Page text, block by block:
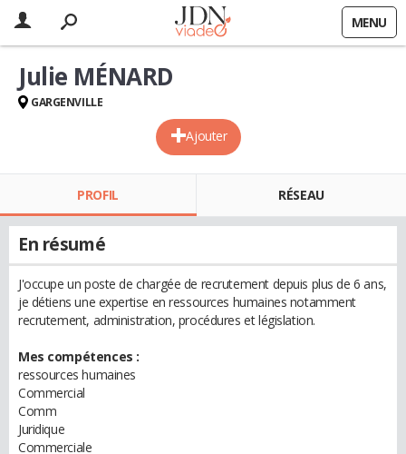
MENU
Ajouter
Julie MÉNARD
GARGENVILLE
PROFIL RÉSEAU
En résumé
J'occupe un poste de chargée de recrutement depuis plus de 6 ans,
je détiens une expertise en ressources humaines notamment
recrutement, administration, procédures et législation.
Mes compétences :
ressources humaines
Commercial
Comm
Juridique
Commerciale